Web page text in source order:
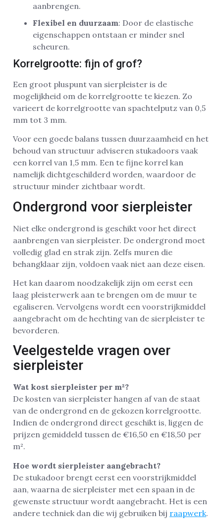
aanbrengen.
Flexibel en duurzaam: Door de elastische
eigenschappen ontstaan er minder snel
scheuren.
Korrelgrootte: fijn of grof?
Een groot pluspunt van sierpleister is de
mogelijkheid om de korrelgrootte te kiezen. Zo
varieert de korrelgrootte van spachtelputz van 0,5
mm tot 3 mm.
Voor een goede balans tussen duurzaamheid en het
behoud van structuur adviseren stukadoors vaak
een korrel van 1,5 mm. Een te fijne korrel kan
namelijk dichtgeschilderd worden, waardoor de
structuur minder zichtbaar wordt.
Ondergrond voor sierpleister
Niet elke ondergrond is geschikt voor het direct
aanbrengen van sierpleister. De ondergrond moet
volledig glad en strak zijn. Zelfs muren die
behangklaar zijn, voldoen vaak niet aan deze eisen.
Het kan daarom noodzakelijk zijn om eerst een
laag pleisterwerk aan te brengen om de muur te
egaliseren. Vervolgens wordt een voorstrijkmiddel
aangebracht om de hechting van de sierpleister te
bevorderen.
Veelgestelde vragen over
sierpleister
Wat kost sierpleister per m²?
De kosten van sierpleister hangen af van de staat
van de ondergrond en de gekozen korrelgrootte.
Indien de ondergrond direct geschikt is, liggen de
prijzen gemiddeld tussen de €16,50 en €18,50 per
m².
Hoe wordt sierpleister aangebracht?
De stukadoor brengt eerst een voorstrijkmiddel
aan, waarna de sierpleister met een spaan in de
gewenste structuur wordt aangebracht. Het is een
andere techniek dan die wij gebruiken bij raapwerk.